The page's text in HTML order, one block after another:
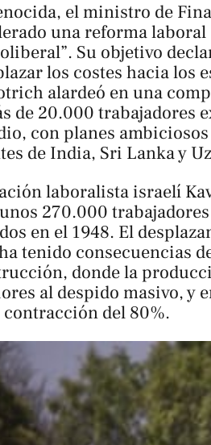
el ministro de
una reforma laboral
Su objetivo
los costes hacia los
alardeó en una
de 20.000 trabajadores
con planes
de India, Sri Lanka y
laboralista israelí
270.000
en el 1948. El
tenido consecuencias
donde la
al despido masivo, y
del 80%.